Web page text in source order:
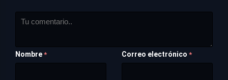
Nombre * Correo electrónico *